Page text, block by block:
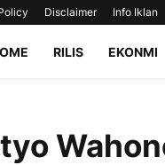
Disclaimer Info Iklan
RILIS EKONMI